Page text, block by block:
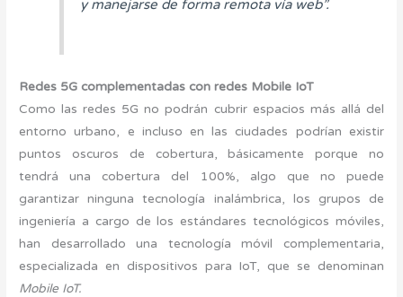
y manejarse de forma remota vía web”.
Redes 5G complementadas con redes Mobile IoT
Como las redes 5G no podrán cubrir espacios más allá del
entorno urbano, e incluso en las ciudades podrían existir
puntos oscuros de cobertura, básicamente porque no
tendrá una cobertura del 100%, algo que no puede
garantizar ninguna tecnología inalámbrica, los grupos de
ingeniería a cargo de los estándares tecnológicos móviles,
han desarrollado una tecnología móvil complementaria,
especializada en dispositivos para IoT, que se denominan
Mobile IoT.